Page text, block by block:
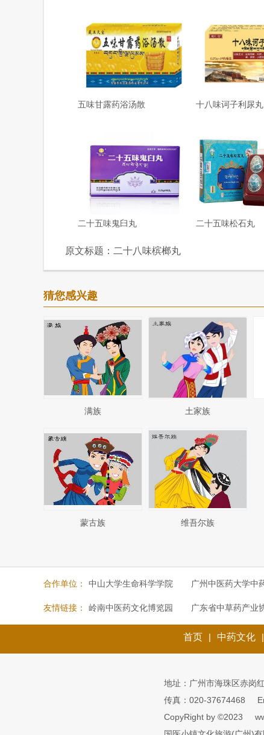
五味甘露药浴汤散 十八味诃子利尿丸
二十五味鬼臼丸 二十五味松石丸
原文标题： 二十八味槟榔丸
猜您感兴趣
满族 土家族
蒙古族 维吾尔族
合作单位： 中山大学生命科学学院 广州中医药大学中
友情链接： 岭南中医药文化博览园 广东省中草药产业
首页 | 中药文化 |
地址：广州市海珠区赤岗
传真：020-37674468
CopyRight by ©2023